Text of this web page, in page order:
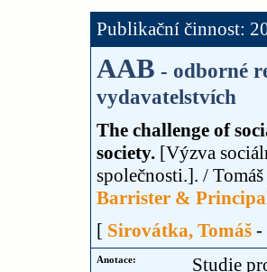
Publikační činnost:
AAB - odborné
vydavatelstvích
The challenge of
society. [Výzva
společnosti.]. /
Barrister &
[ Sirovátka, Tomáš -
Anotace:
Studie